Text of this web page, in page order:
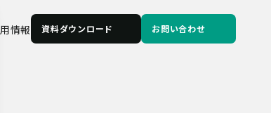
情報 資料ダウンロード お問い合わせ